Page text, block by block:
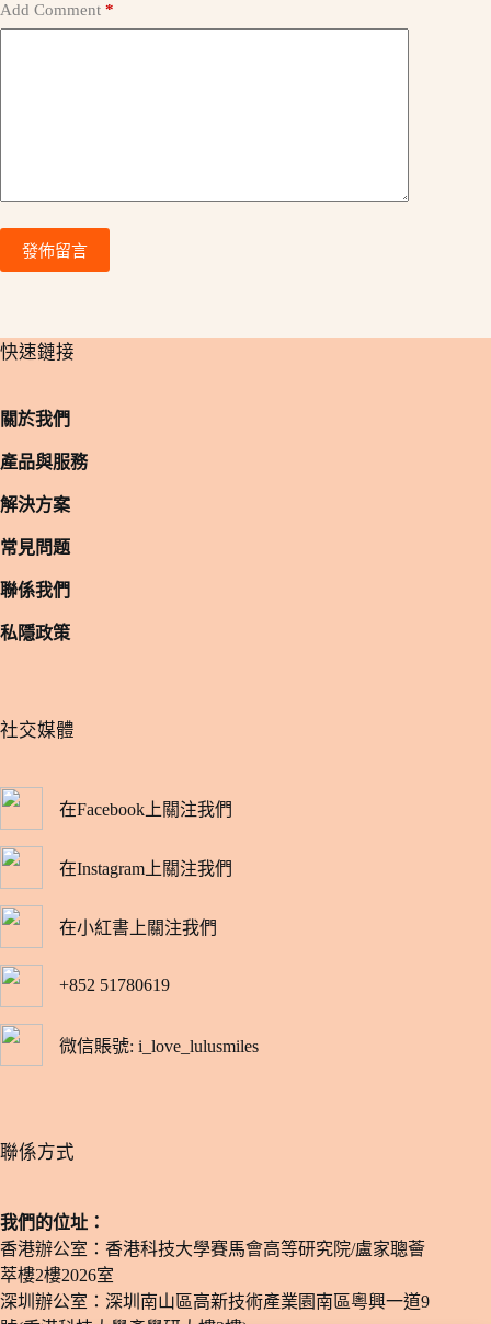
Add Comment *
發佈留言
​快速鏈接
關於我們
產品與服務
解決方案
常見問题
聯係我們
私隱政策
​社交媒體
在Facebook上關注我們
在Instagram上關注我們
在小紅書上關注我們
+852 51780619
微信賬號: i_love_lulusmiles
​聯係方式
我們的位址：
香港辦公室：香港科技大學賽馬會高等研究院/盧家聰薈
萃樓2樓2026室
深圳辦公室：深圳南山區高新技術產業園南區粵興一道9